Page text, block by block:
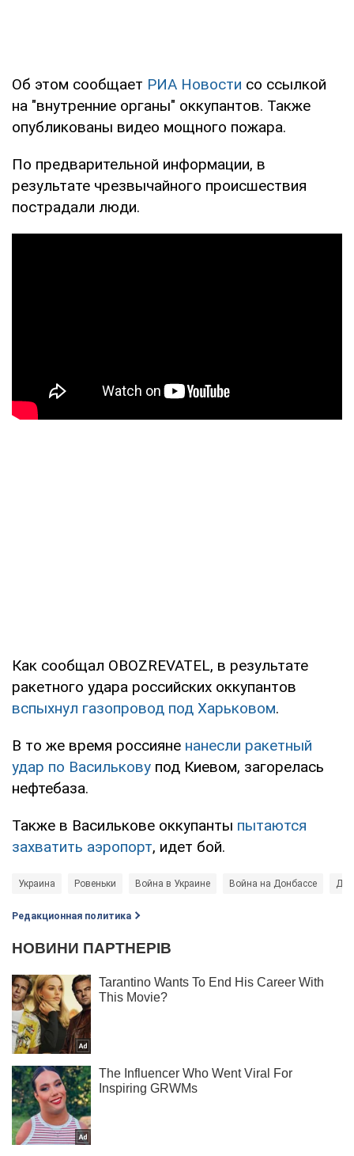
Об этом сообщает РИА Новости со ссылкой
на "внутренние органы" оккупантов. Также
опубликованы видео мощного пожара.
По предварительной информации, в
результате чрезвычайного происшествия
пострадали люди.
Как сообщал OBOZREVATEL, в результате
ракетного удара российских оккупантов
вспыхнул газопровод под Харьковом.
В то же время россияне нанесли ракетный
удар по Василькову под Киевом, загорелась
нефтебаза.
Также в Василькове оккупанты пытаются
захватить аэропорт, идет бой.
Украина Ровеньки Война в Украине Война на Донбассе
Редакционная политика